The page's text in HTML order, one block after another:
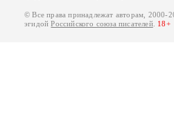
© Все права принадлежат авторам, 2000-
эгидойРоссийского союза писателей. 18+